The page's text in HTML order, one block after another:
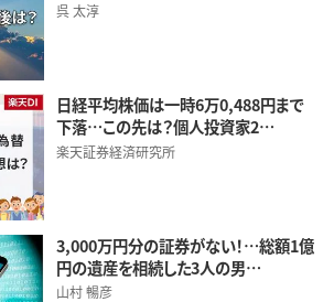
呉 太淳
日経平均株価は一時6万0,488円まで
下落…この先は？個人投資家2…
楽天証券経済研究所
3,000万円分の証券がない！…総額1億
円の遺産を相続した3人の男…
山村 暢彦